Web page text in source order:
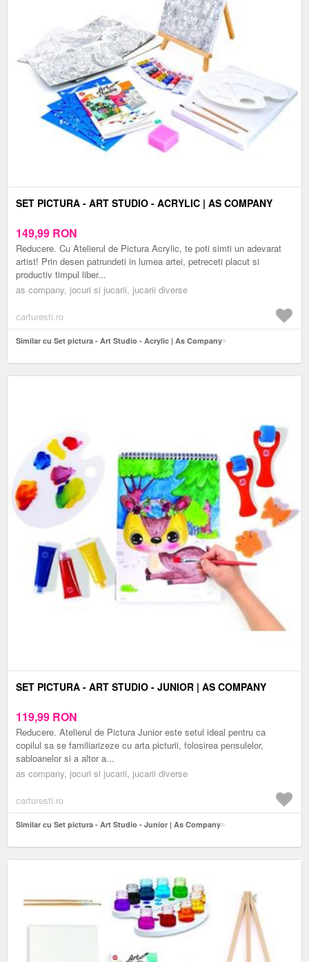
SET PICTURA - ART STUDIO - ACRYLIC | AS COMPANY
149,99 RON
Reducere. Cu Atelierul de Pictura Acrylic, te poti simti un adevarat
artist! Prin desen patrundeti in lumea artei, petreceti placut si
productiv timpul liber...
as company, jocuri si jucarii, jucarii diverse
carturesti.ro
Similar cu Set pictura - Art Studio - Acrylic | As Company
SET PICTURA - ART STUDIO - JUNIOR | AS COMPANY
119,99 RON
Reducere. Atelierul de Pictura Junior este setul ideal pentru ca
copilul sa se familiarizeze cu arta picturii, folosirea pensulelor,
sabloanelor si a altor a...
as company, jocuri si jucarii, jucarii diverse
carturesti.ro
Similar cu Set pictura - Art Studio - Junior | As Company